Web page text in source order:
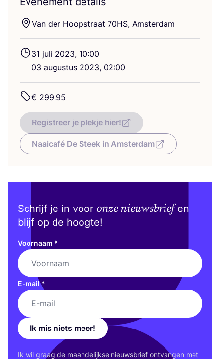
Van der Hoop­straat 70HS, Amsterdam
31 juli 2023, 10:00
03 augus­tus 2023, 02:00
€ 299,95
Registreer je plekje hier!
Naaicafé De Steek in Amsterdam
Schrijf je in voor onze nieuwsbriefen
blijf op de hoogte!
Voornaam *
E-mail*
Ik mis niets meer!
Ik wil graag de maan­de­lijk­se nieuws­brief ont­van­gen met